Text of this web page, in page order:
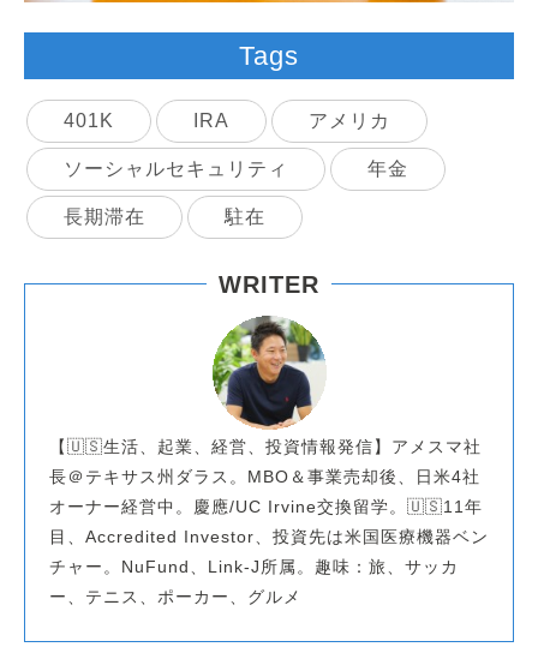
Tags
401K IRA アメリカ
ソーシャルセキュリティ 年金
長期滞在 駐在
WRITER
【🇺🇸生活、起業、経営、投資情報発信】アメスマ社
長＠テキサス州ダラス。MBO＆事業売却後、日米4社
オーナー経営中。慶應/UC Irvine交換留学。🇺🇸11年
目、Accredited Investor、投資先は米国医療機器ベン
チャー。NuFund、Link-J所属。趣味：旅、サッカ
ー、テニス、ポーカー、グルメ